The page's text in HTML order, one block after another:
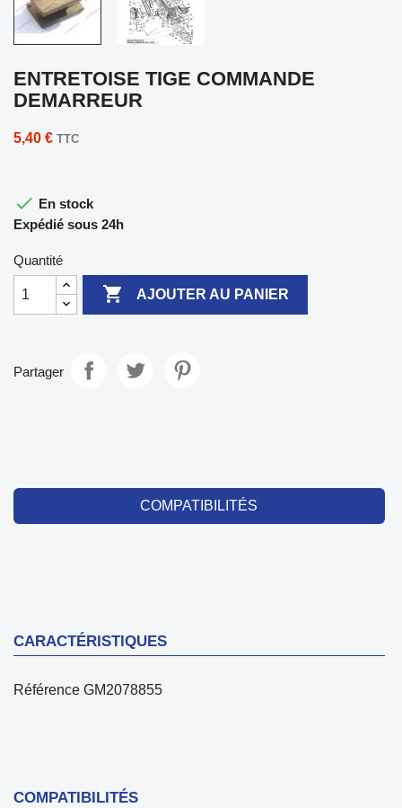
ENTRETOISE TIGE COMMANDE
DEMARREUR
5,40 € TTC
 En stock
Expédié sous 24h
Quantité
 AJOUTER AU PANIER
Partager
COMPATIBILITÉS
CARACTÉRISTIQUES
Référence GM2078855
COMPATIBILITÉS